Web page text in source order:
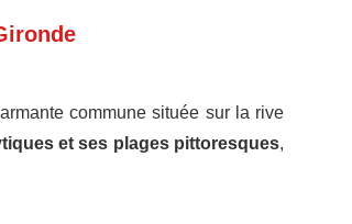
commune située sur la rive
et ses plages pittoresques,